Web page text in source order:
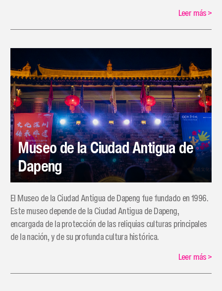
Leer más>
Museo de la Ciudad Antigua de
Dapeng
El Museo de la Ciudad Antigua de Dapeng fue fundado en 1996.
Este museo depende de la Ciudad Antigua de Dapeng,
encargada de la protección de las reliquias culturas principales
de la nación, y de su profunda cultura histórica.
Leer más>